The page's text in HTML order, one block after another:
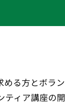
る方とボラ
ィア講座の開